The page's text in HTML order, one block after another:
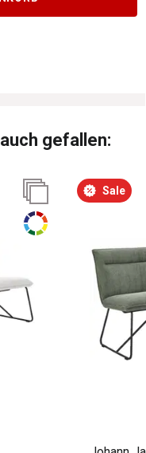
gefallen:
Sale